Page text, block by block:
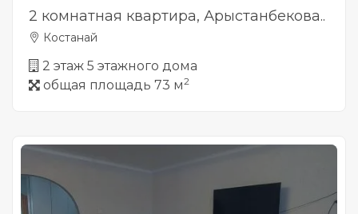
2 комнатная квартира, Арыстанбекова..
Костанай
2 этаж 5 этажного дома
общая площадь 73 м2